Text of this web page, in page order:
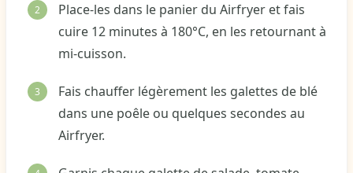
Place-les dans le panier du Airfryer et fais
cuire 12 minutes à 180°C, en les retournant à
mi-cuisson.
Fais chauffer légèrement les galettes de blé
dans une poêle ou quelques secondes au
Airfryer.